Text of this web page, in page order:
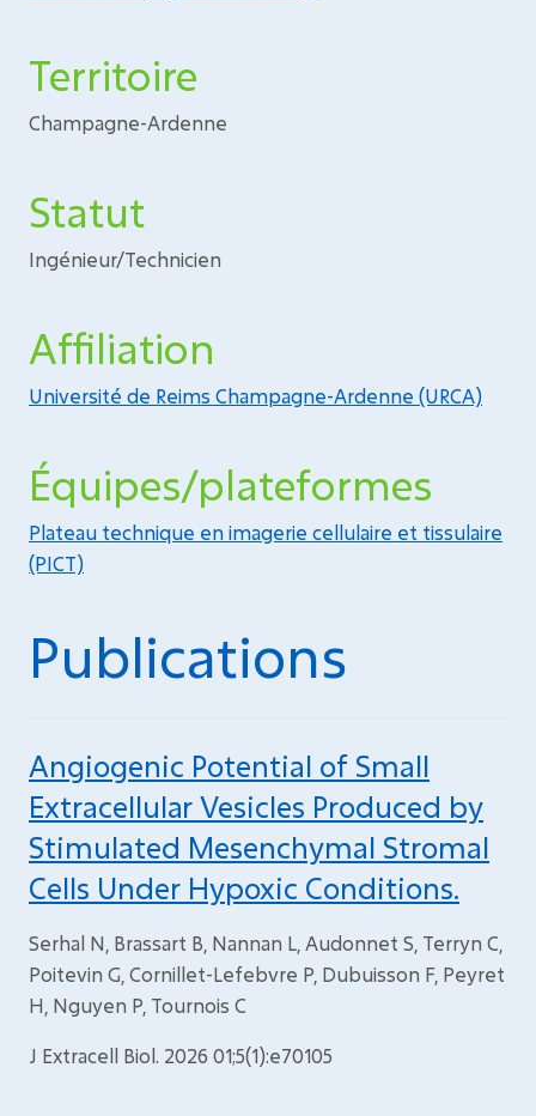
Territoire
Champagne-Ardenne
Statut
Ingénieur/Technicien
Affiliation
Université de Reims Champagne-Ardenne (URCA)
Équipes/plateformes
Plateau technique en imagerie cellulaire et tissulaire
(PICT)
Publications
Angiogenic Potential of Small
Extracellular Vesicles Produced by
Stimulated Mesenchymal Stromal
Cells Under Hypoxic Conditions.
Serhal N, Brassart B, Nannan L, Audonnet S, Terryn C,
Poitevin G, Cornillet-Lefebvre P, Dubuisson F, Peyret
H, Nguyen P, Tournois C
J Extracell Biol. 2026 01;5(1):e70105